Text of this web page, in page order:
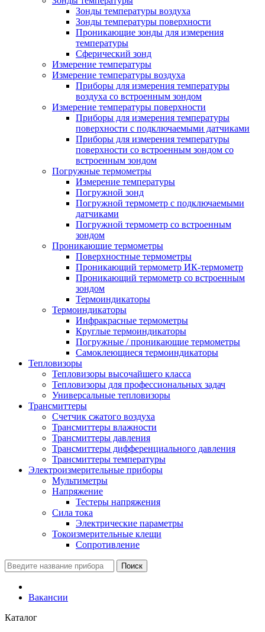
Зонды температуры воздуха
Зонды температуры поверхности
Проникающие зонды для измерения
температуры
Сферический зонд
Измерение температуры
Измерение температуры воздуха
Приборы для измерения температуры
воздуха со встроенным зондом
Измерение температуры поверхности
Приборы для измерения температуры
поверхности с подключаемыми датчиками
Приборы для измерения температуры
поверхности со встроенным зондом со
встроенным зондом
Погружные термометры
Измерение температуры
Погружной зонд
Погружной термометр с подключаемыми
датчиками
Погружной термометр со встроенным
зондом
Проникающие термометры
Поверхностные термометры
Проникающий термометр ИК-термометр
Проникающий термометр со встроенным
зондом
Термоиндикаторы
Термоиндикаторы
Инфракрасные термометры
Круглые термоиндикаторы
Погружные / проникающие термометры
Самоклеющиеся термоиндикаторы
Тепловизоры
Тепловизоры высочайшего класса
Тепловизоры для профессиональных задач
Универсальные тепловизоры
Трансмиттеры
Счетчик сжатого воздуха
Трансмиттеры влажности
Трансмиттеры давления
Трансмиттеры дифференциального давления
Трансмиттеры температуры
Электроизмерительные приборы
Мультиметры
Напряжение
Тестеры напряжения
Сила тока
Электрические параметры
Токоизмерительные клещи
Сопротивление
Поиск
Вакансии
Каталог